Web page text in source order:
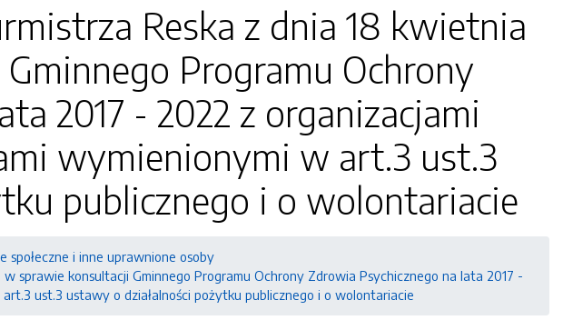
Reska z dnia 18 kwietnia
Programu Ochrony
2017 - 2022 z organizacjami
wymienionymi w art.3 ust.3
publicznego i o wolontariacie
społeczne i inne uprawnione osoby
sprawie konsultacji Gminnego Programu Ochrony Zdrowia Psychicznego na lata 2017 -
ust.3 ustawy o działalności pożytku publicznego i o wolontariacie